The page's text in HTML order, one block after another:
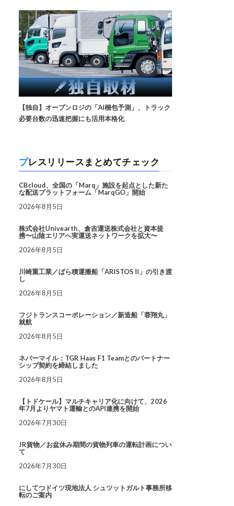
【独自】オープンロジの「AI梱包予測」、トラック
必要台数の迅速把握にも活用本格化
プレスリリースまとめてチェック
CBcloud、全国の「Marq」施設を起点とした新た
な配送プラットフォーム「MarqGO」開始
2026年8月5日
株式会社Univearth、倉吉運送株式会社と資本提
携〜山陰エリアへ実運送ネットワークを拡大〜
2026年8月5日
川崎重工業／ばら積運搬船「ARISTOS II」の引き渡
し
2026年8月5日
フジトランスコーポレーション／新造船「蓉翔丸」
就航
2026年8月5日
ネバーマイル：TGR Haas F1 Teamとのパートナー
シップ契約を締結しました
2026年8月5日
【トドケール】マルチキャリア化に向けて、2026
年7月よりヤマト運輸とのAPI連携を開始
2026年7月30日
JR貨物／お盆休み期間の貨物列車の運転計画につい
て
2026年7月30日
にしてつドイツ現地法人 シュツットガルト事務所移
転のご案内